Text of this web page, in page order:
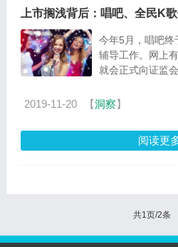
上市搁浅背后：唱吧、全民K
今年5月，唱吧终
辅导工作。网上
就会正式向证监
2019-11-20 【洞察】
阅读更
共1页/2条